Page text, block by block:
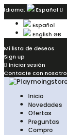
Idioma: Español 
Español
English GB
Mi lista de deseos
Sign up
 Iniciar sesión
Contacte con
Inicio
Novedades
Ofertas
Preguntas
Compro